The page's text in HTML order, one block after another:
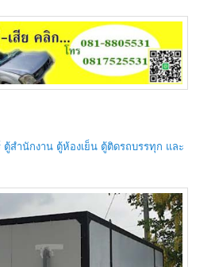
สำนักงาน ตู้ห้องเย็น ตู้ติดรถบรรทุก และ